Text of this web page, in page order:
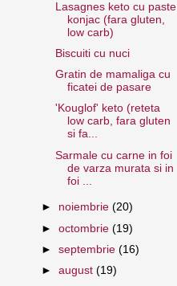
Lasagnes keto cu paste
konjac (fara gluten,
low carb)
Biscuiti cu nuci
Gratin de mamaliga cu
ficatei de pasare
'Kouglof' keto (reteta
low carb, fara gluten
si fa...
Sarmale cu carne in foi
de varza murata si in
foi ...
► noiembrie(20)
►octombrie(19)
►septembrie(16)
►august(19)